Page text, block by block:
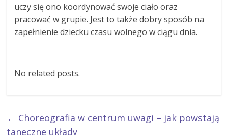
uczy się ono koordynować swoje ciało oraz
pracować w grupie. Jest to także dobry sposób na
zapełnienie dziecku czasu wolnego w ciągu dnia.
No related posts.
← Choreografia w centrum uwagi – jak powstają
taneczne układy